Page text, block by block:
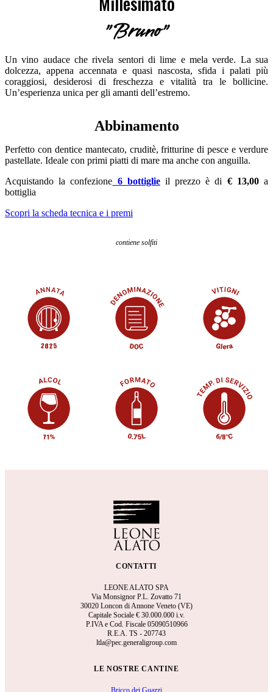
"Bruno"
Un vino audace che rivela sentori di lime e mela verde. La sua
dolcezza, appena accennata e quasi nascosta, sfida i palati più
coraggiosi, desiderosi di freschezza e vitalità tra le bollicine.
Un’esperienza unica per gli amanti dell’estremo.
Abbinamento
Perfetto con dentice mantecato, cruditè, fritturine di pesce e verdure
pastellate. Ideale con primi piatti di mare ma anche con anguilla.
Acquistando la confezione 6 bottiglieil prezzo è di € 13,00a
bottiglia
Scopri la scheda tecnica e i premi
contiene solfiti
CONTATTI
LEONE ALATO SPA
Via Monsignor P.L. Zovatto 71
30020 Loncon di Annone Veneto (VE)
Capitale Sociale € 30.000.000 i.v.
P.IVA e Cod. Fiscale 05090510966
R.E.A. TS - 207743
ltla@pec.generaligroup.com
LE NOSTRE CANTINE
Bricco dei Guazzi